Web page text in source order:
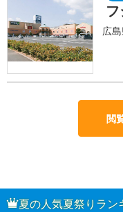
広
閲
夏の人気夏祭りラン